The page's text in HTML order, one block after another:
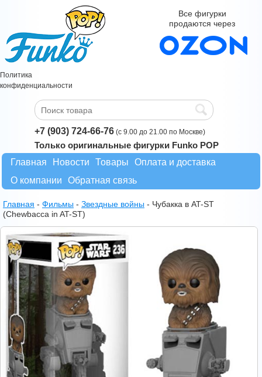
Политика
конфиденциальности
Все фигурки
продаются через
+7 (903) 724-66-76 (с 9.00 до 21.00 по Москве)
Только оригинальные фигурки Funko POP
Главная
Новости Товары
Оплата и доставка
О компании
Обратная связь
Главная - Фильмы - Звездные войны - Чубакка в AT-ST
(Chewbacca in AT-ST)